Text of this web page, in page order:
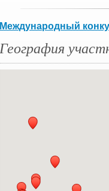
Международный
География